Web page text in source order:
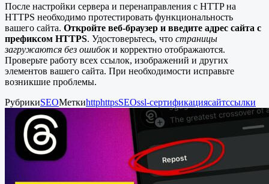
После настройки сервера и перенаправления с HTTP на
HTTPS необходимо протестировать функциональность
вашего сайта. Откройте веб-браузер и введите адрес сайта с
префиксом HTTPS. Удостоверьтесь, что страницы
загружаются без ошибоки корректно отображаются.
Проверьте работу всех ссылок, изображений и других
элементов вашего сайта. При необходимости исправьте
возникшие проблемы.
РубрикиSEOМеткиhttphttpsSEOssl-сертификациясайтссылки